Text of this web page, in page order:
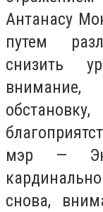
Антанасу
путем
снизить
мэр —
снова,